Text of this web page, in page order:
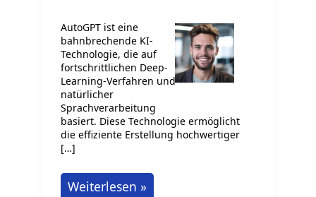
AutoGPT ist eine
bahnbrechende KI-
Technologie, die auf
fortschrittlichen Deep-
Learning-Verfahren und
natürlicher
Sprachverarbeitung
basiert. Diese Technologie ermöglicht
die effiziente Erstellung hochwertiger
[…]
AutoGPT:
Weiterlesen »